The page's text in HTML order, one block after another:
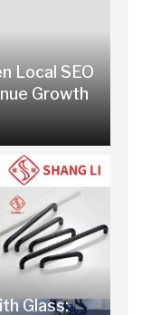
Local SEO
Growth
Glass: